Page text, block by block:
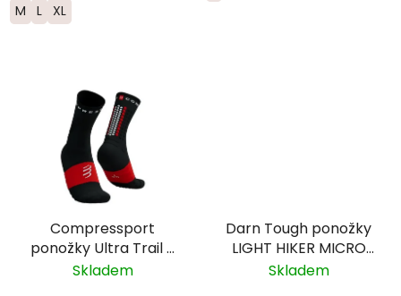
M L XL
Compressport
ponožky Ultra Trail -
černá/červená
Skladem
Darn Tough ponožky
LIGHT HIKER MICRO
CREW Lightweight
Skladem